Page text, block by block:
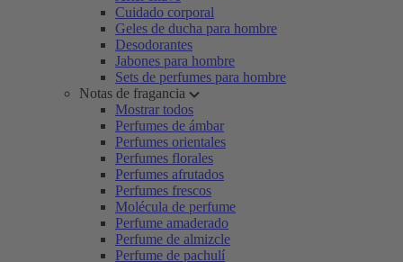
Cuidado corporal
Geles de ducha para hombre
Desodorantes
Jabones para hombre
Sets de perfumes para hombre
Notas de fragancia
Mostrar todos
Perfumes de ámbar
Perfumes orientales
Perfumes florales
Perfumes afrutados
Perfumes frescos
Molécula de perfume
Perfume amaderado
Perfume de almizcle
Perfume de pachulí